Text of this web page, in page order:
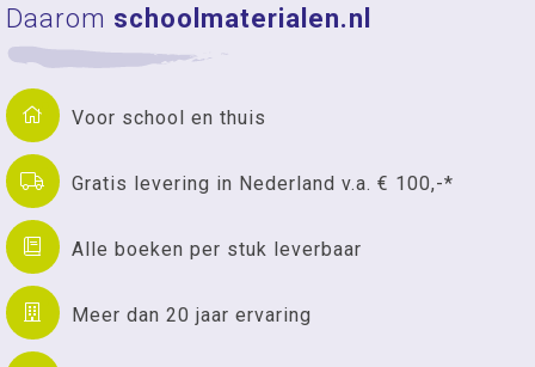
Daarom schoolmaterialen.nl
Voor school en thuis
Gratis levering in Nederland v.a. € 100,-*
Alle boeken per stuk leverbaar
Meer dan 20 jaar ervaring